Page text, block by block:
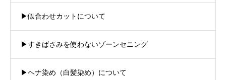
▶︎似合わせカットについて
▶︎すきばさみを使わないゾーンセニング
▶︎ヘナ染め（白髪染め）について